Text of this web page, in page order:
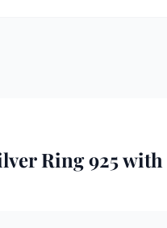
Ring 925